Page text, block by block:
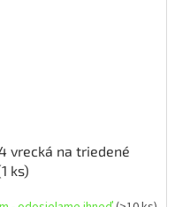
vrecká na triedené
ks)